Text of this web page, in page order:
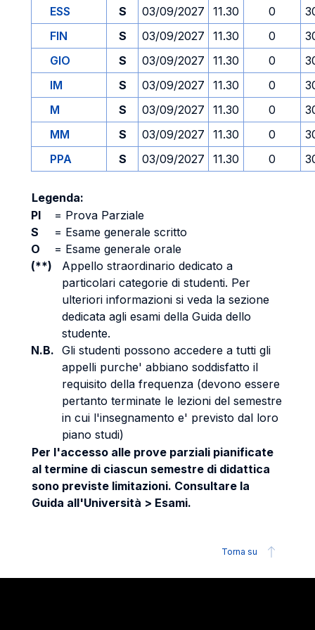
ESS S 03/09/2027 11.30 0
FIN
S 03/09/2027 11.30 0
GIO
S 03/09/2027 11.30 0
IM
S 03/09/2027 11.30 0
M
S 03/09/2027 11.30 0
MM
S 03/09/2027 11.30 0
PPA
S 03/09/2027 11.30 0
Legenda:
PI
= Prova Parziale
S
= Esame generale scritto
O
= Esame generale orale
(**)
Appello straordinario dedicato a
particolari categorie di studenti. Per
ulteriori informazioni si veda la sezione
dedicata agli esami della Guida dello
studente.
N.B. Gli studenti possono accedere a tutti gli
appelli purche' abbiano soddisfatto il
requisito della frequenza (devono essere
pertanto terminate le lezioni del semestre
in cui l'insegnamento e' previsto dal loro
piano studi)
Per l'accesso alle prove parziali pianificate
al termine di ciascun semestre di didattica
sono previste limitazioni. Consultare la
Guida all'Università > Esami.
Torna su